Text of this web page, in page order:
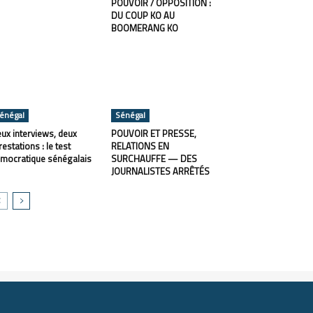
POUVOIR / OPPOSITION :
DU COUP KO AU
BOOMERANG KO
interviews, deux
: le test
sénégalais
Sénégal
POUVOIR ET PRESSE,
RELATIONS EN
SURCHAUFFE — DES
JOURNALISTES ARRÊTÉS